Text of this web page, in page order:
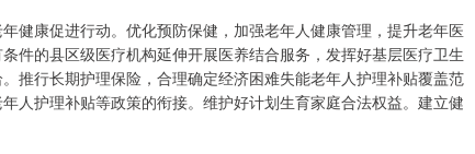
健康促进行动。优化预防保健，加强老年人健康管理，提升老年医
件的县区级医疗机构延伸开展医养结合服务，发挥好基层医疗卫生
推行长期护理保险，合理确定经济困难失能老年人护理补贴覆盖范
人护理补贴等政策的衔接。维护好计划生育家庭合法权益。建立健